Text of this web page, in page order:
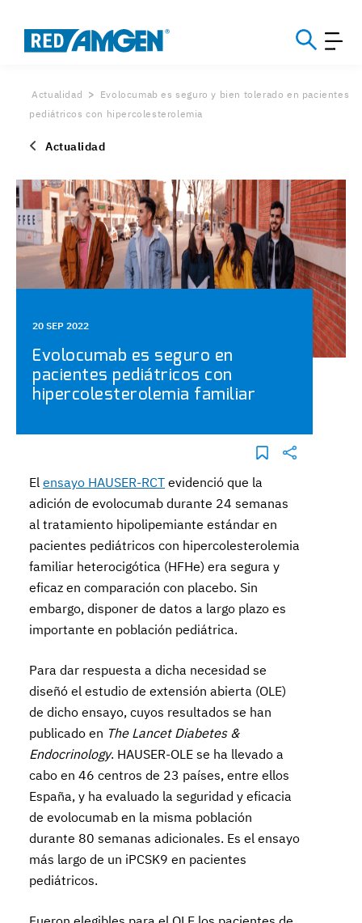
Actualidad
Evolocumab es seguro y bien tolerado en pacientes
pediátricos con hipercolesterolemia
Actualidad
20 SEP 2022
Evolocumab es seguro en
pacientes pediátricos con
hipercolesterolemia familiar
Elensayo HAUSER-RCT evidenció que la
adición de evolocumab durante 24 semanas
al tratamiento hipolipemiante estándar en
pacientes pediátricos con hipercolesterolemia
familiar heterocigótica (HFHe) era segura y
eficaz en comparación con placebo. Sin
embargo, disponer de datos a largo plazo es
importante en población pediátrica.
Para dar respuesta a dicha necesidad se
diseñó el estudio de extensión abierta (OLE)
de dicho ensayo, cuyos resultados se han
publicado en The Lancet Diabetes &
Endocrinology. HAUSER-OLE se ha llevado a
cabo en 46 centros de 23 países, entre ellos
España, y ha evaluado la seguridad y eficacia
de evolocumab en la misma población
durante 80 semanas adicionales. Es el ensayo
más largo de un iPCSK9 en pacientes
pediátricos.